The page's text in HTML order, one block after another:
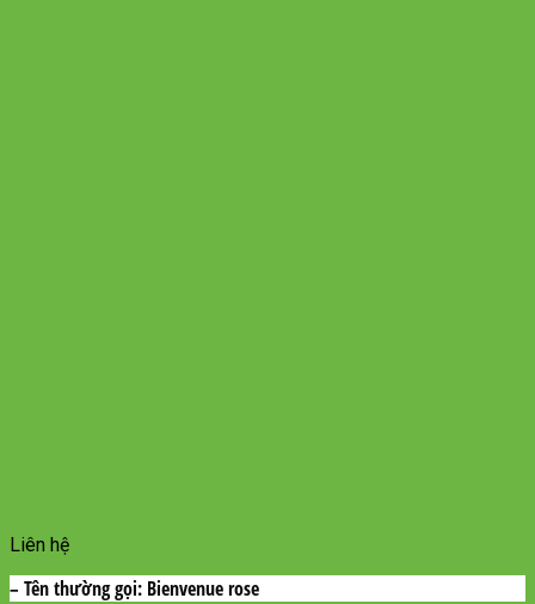
Liên hệ
– Tên thường gọi: Bienvenue rose